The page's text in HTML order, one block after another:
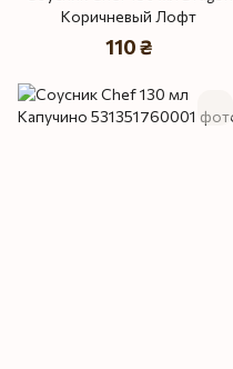
Коричневый Лофт
110 ₴